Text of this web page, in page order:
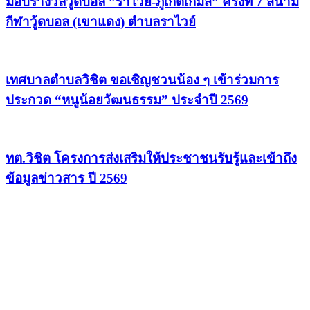
กีฬาวู้ดบอล (เขาแดง) ตำบลราไวย์
เทศบาลตำบลวิชิต ขอเชิญชวนน้อง ๆ เข้าร่วมการ
ประกวด “หนูน้อยวัฒนธรรม” ประจำปี 2569
ทต.วิชิต โครงการส่งเสริมให้ประชาชนรับรู้และเข้าถึง
ข้อมูลข่าวสาร ปี 2569